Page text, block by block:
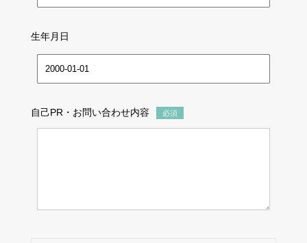
生年月日
自己PR・お問い合わせ内容 必須